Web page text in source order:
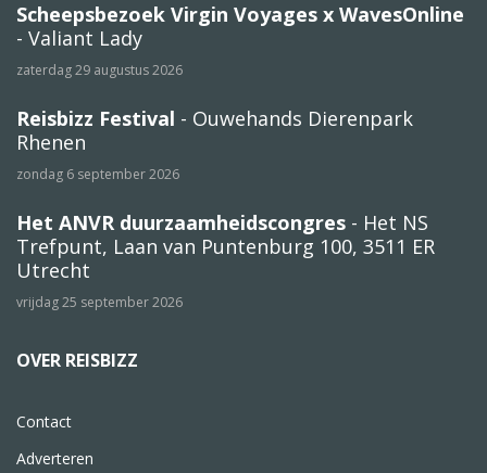
Scheepsbezoek Virgin Voyages x WavesOnline
- Valiant Lady
zaterdag 29 augustus 2026
Reisbizz Festival - Ouwehands Dierenpark
Rhenen
zondag 6 september 2026
Het ANVR duurzaamheidscongres - Het NS
Trefpunt, Laan van Puntenburg 100, 3511 ER
Utrecht
vrijdag 25 september 2026
OVER REISBIZZ
Contact
Adverteren